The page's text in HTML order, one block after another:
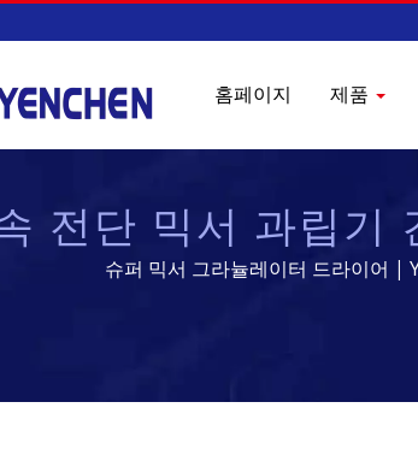
홈페이지 제품
전단 믹서 과립기
슈퍼 믹서 그라뉼레이터 드라이어 |